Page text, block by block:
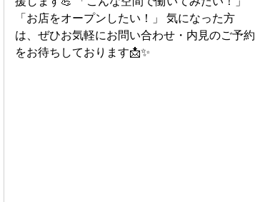
「お店をオープンしたい！」 気になった方
は、ぜひお気軽にお問い合わせ・内見のご予約
をお待ちしております📩✨